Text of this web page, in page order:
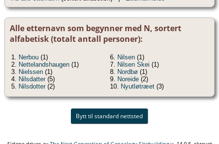
Alle etternavn som begynner med N, sortert
alfabetisk (totalt antall personer):
1. Nerbou (1)
2. Nettelandshaugen (1)
3. Nielssen (1)
4. Nilsdatter(5)
5. Nilsdotter(2)
6. Nilsen (1)
7. Nilsen Skei (1)
8. Nordbø (1)
9. Noreide (2)
10. Nyutløtræet (3)
Bytt til standard nettsted